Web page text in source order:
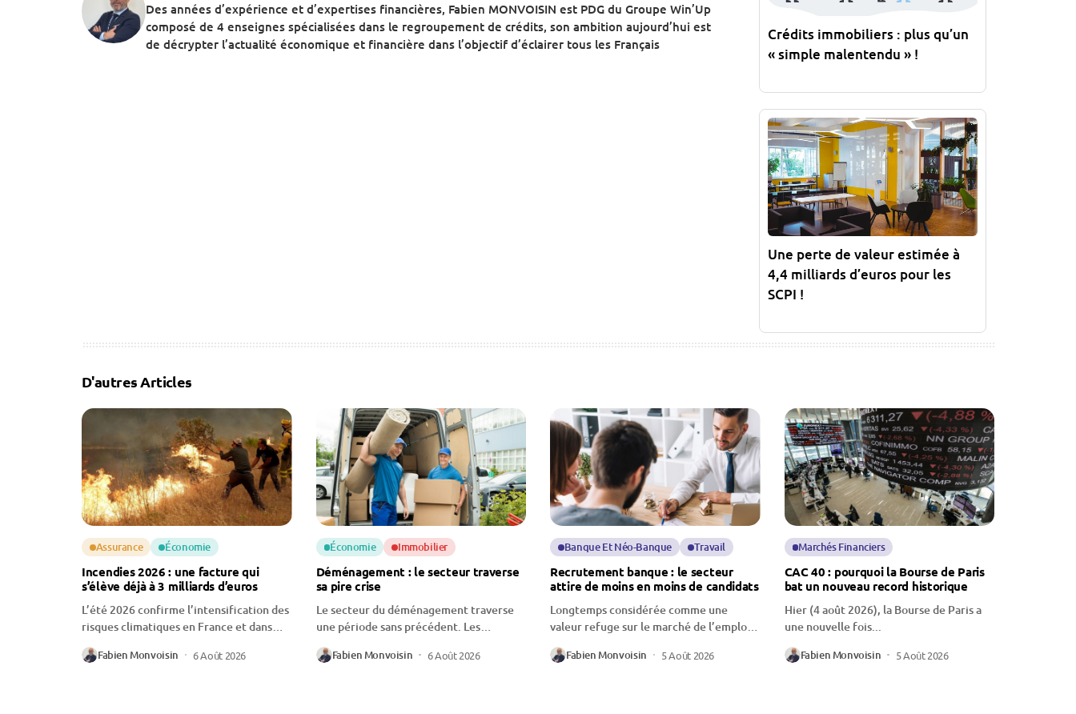
Des années d’expérience et d’expertises financières, Fabien MONVOISIN est PDG du Groupe Win’Up
composé de 4 enseignes spécialisées dans le regroupement de crédits, son ambition aujourd’hui est
de décrypter l’actualité économique et financière dans l’objectif d’éclairer tous les Français
Crédits immobiliers : plus qu’un
« simple malentendu » !
Une perte de valeur estimée à
4,4 milliards d’euros pour les
SCPI !
D'autres Articles
Assurance Économie
Incendies 2026 : une facture qui
s’élève déjà à 3 milliards d’euros
L’été 2026 confirme l’intensification des
risques climatiques en France et dans
le...
Fabien Monvoisin 6 Août 2026
Économie Immobilier
Déménagement : le secteur traverse
sa pire crise
Le secteur du déménagement traverse
une période sans précédent. Les
professionnels évoquent...
Fabien Monvoisin 6 Août 2026
Banque Et Néo-Banque Travail
Recrutement banque : le secteur
attire de moins en moins de candidats
Longtemps considérée comme une
valeur refuge sur le marché de l’emploi,
la...
Fabien Monvoisin 5 Août 2026
Marchés Financiers
CAC 40 : pourquoi la Bourse de Paris
bat un nouveau record historique
Hier (4 août 2026), la Bourse de Paris a
une nouvelle fois...
Fabien Monvoisin 5 Août 2026